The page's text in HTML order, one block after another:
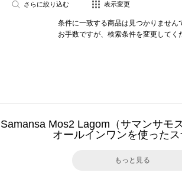
さらに絞り込む 表示変更
条件に一致する商品は見つかりません
お手数ですが、検索条件を変更してく
Samansa Mos2 Lagom（サマンサモ
オールインワンを使った
もっと見る